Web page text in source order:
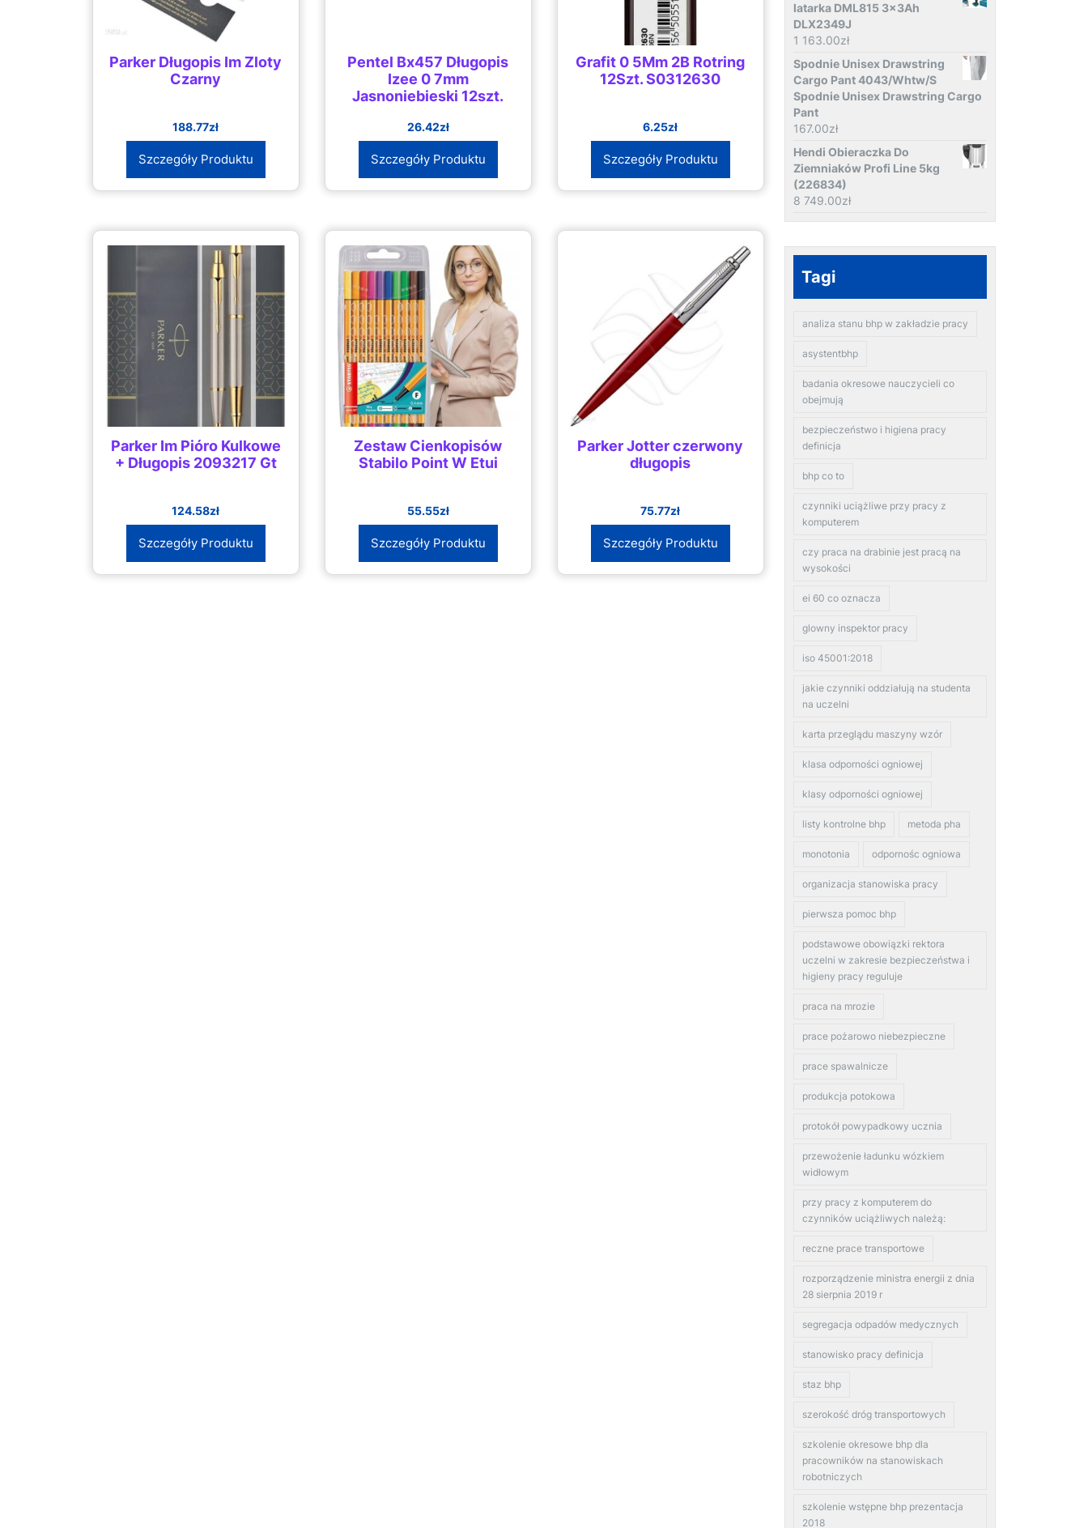
Parker Długopis Im Zloty
Czarny
188.77zł
Szczegóły Produktu
Pentel Bx457 Długopis
Izee 0 7mm
Jasnoniebieski 12szt.
26.42zł
Szczegóły Produktu
Grafit 0 5Mm 2B Rotring
12Szt. S0312630
6.25zł
Szczegóły Produktu
Parker Im Pióro Kulkowe
+ Długopis 2093217 Gt
124.58zł
Szczegóły Produktu
Zestaw Cienkopisów
Stabilo Point W Etui
55.55zł
Szczegóły Produktu
Parker Jotter czerwony
długopis
75.77zł
Szczegóły Produktu
latarka DML815 3x3Ah
DLX2349J
1 163.00zł
Spodnie Unisex Drawstring
Cargo Pant 4043/Whtw/S
Spodnie Unisex Drawstring Cargo
Pant
167.00zł
Hendi Obieraczka Do
Ziemniaków Profi Line 5kg
(226834)
8 749.00zł
Tagi
analiza stanu bhp w zakładzie pracy
asystentbhp
badania okresowe nauczycieli co
obejmują
bezpieczeństwo i higiena pracy
definicja
bhp co to
czynniki uciążliwe przy pracy z
komputerem
czy praca na drabinie jest pracą na
wysokości
ei 60 co oznacza
glowny inspektor pracy
iso 45001:2018
jakie czynniki oddziałują na studenta
na uczelni
karta przeglądu maszyny wzór
klasa odporności ogniowej
klasy odporności ogniowej
listy kontrolne bhp metoda pha
monotonia odpornośc ogniowa
organizacja stanowiska pracy
pierwsza pomoc bhp
podstawowe obowiązki rektora
uczelni w zakresie bezpieczeństwa i
higieny pracy reguluje
praca na mrozie
prace pożarowo niebezpieczne
prace spawalnicze
produkcja potokowa
protokół powypadkowy ucznia
przewożenie ładunku wózkiem
widłowym
przy pracy z komputerem do
czynników uciążliwych należą:
reczne prace transportowe
rozporządzenie ministra energii z dnia
28 sierpnia 2019 r
segregacja odpadów medycznych
stanowisko pracy definicja
staz bhp
szerokość dróg transportowych
szkolenie okresowe bhp dla
pracowników na stanowiskach
robotniczych
szkolenie wstępne bhp prezentacja
2018